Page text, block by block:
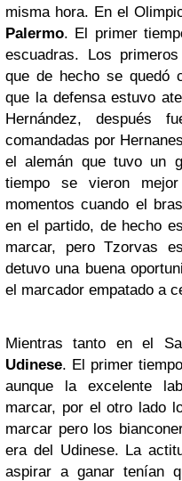
misma hora. En el
Palermo. El primer
escuadras. Los
que de hecho se quedó
que la defensa estuvo
Hernández, después
comandadas por
el alemán que tuvo un
tiempo se vieron
momentos cuando el
en el partido, de hecho
marcar, pero Tzorvas
detuvo una buena
el marcador empatado a
Mientras tanto en el
Udinese. El primer
aunque la excelente
marcar, por el otro lado
marcar pero los
era del Udinese. La
aspirar a ganar tenían